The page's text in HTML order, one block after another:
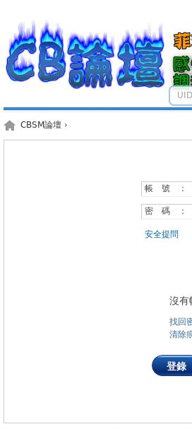
CBSM論壇 ›
帳 號 ：
密 碼 ：
安全提問
沒有
找回
清除
登錄